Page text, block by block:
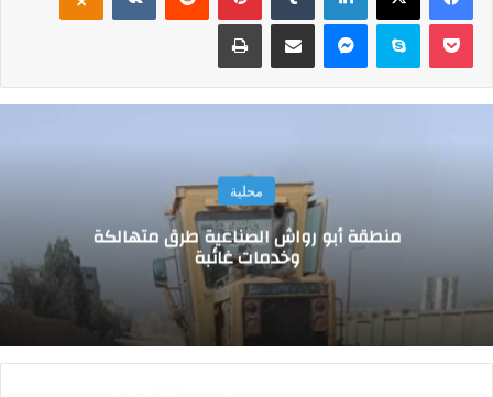
سكايب
محلية
منطقة أبو رواش الصناعية طرق متهالكة
وخدمات غائبة